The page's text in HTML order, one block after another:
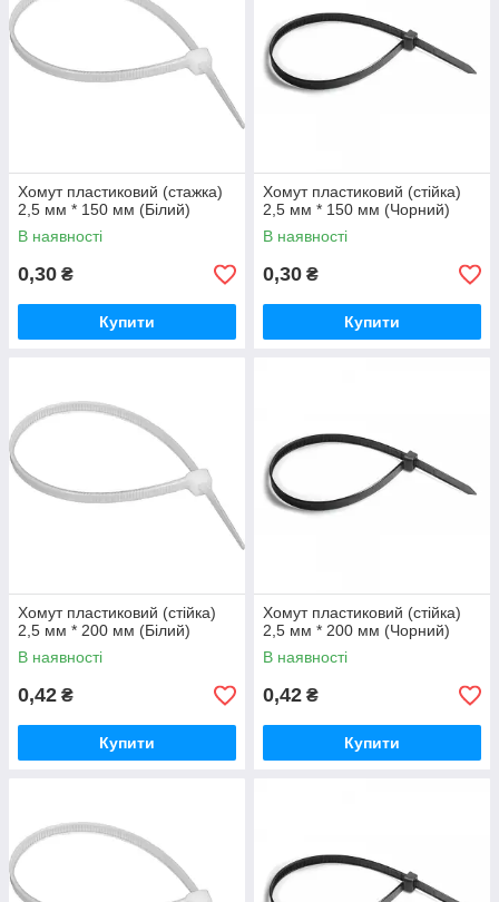
Хомут пластиковий (стажка)
2,5 мм * 150 мм (Білий)
В наявності
0,30 ₴
Купити
Хомут пластиковий (стійка)
2,5 мм * 150 мм (Чорний)
В наявності
0,30 ₴
Купити
Хомут пластиковий (стійка)
2,5 мм * 200 мм (Білий)
В наявності
0,42 ₴
Купити
Хомут пластиковий (стійка)
2,5 мм * 200 мм (Чорний)
В наявності
0,42 ₴
Купити